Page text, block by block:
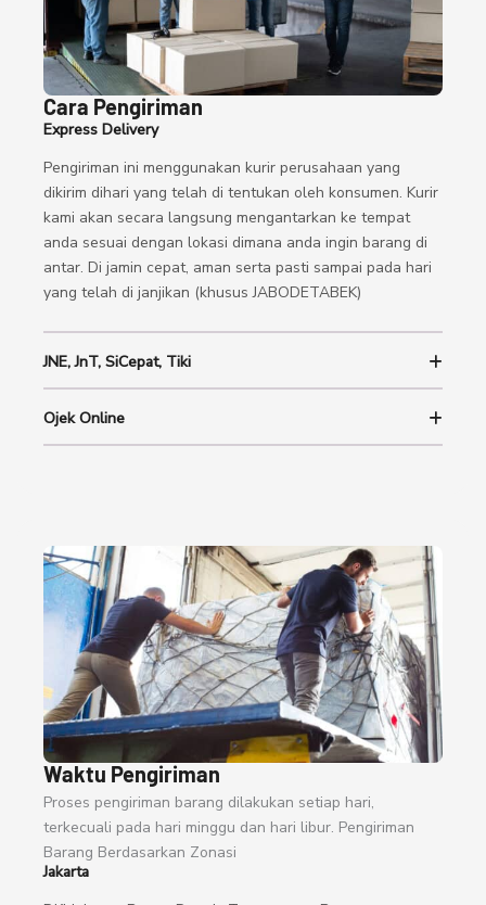
Cara Pengiriman
Express Delivery
Pengiriman ini menggunakan kurir perusahaan yang
dikirim dihari yang telah di tentukan oleh konsumen. Kurir
kami akan secara langsung mengantarkan ke tempat
anda sesuai dengan lokasi dimana anda ingin barang di
antar. Di jamin cepat, aman serta pasti sampai pada hari
yang telah di janjikan (khusus JABODETABEK)
JNE, JnT, SiCepat, Tiki
Ojek Online
Waktu Pengiriman
Proses pengiriman barang dilakukan setiap hari,
terkecuali pada hari minggu dan hari libur. Pengiriman
Barang Berdasarkan Zonasi
Jakarta